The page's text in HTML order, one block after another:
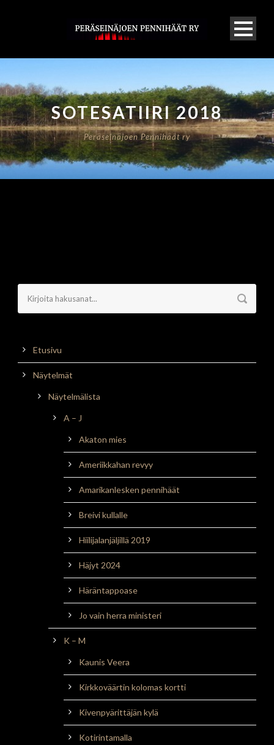
SOTESATIIRI 2018
Peräseinäjoen Pennihäät ry
Etusivu
Näytelmät
Näytelmälista
A – J
Akaton mies
Ameriikkahan revyy
Amarikanlesken pennihäät
Breivi kullalle
Hiilijalanjäljillä 2019
Häjyt 2024
Häräntappoase
Jo vain herra ministeri
K – M
Kaunis Veera
Kirkkoväärtin kolomas kortti
Kivenpyärittäjän kylä
Kotirintamalla